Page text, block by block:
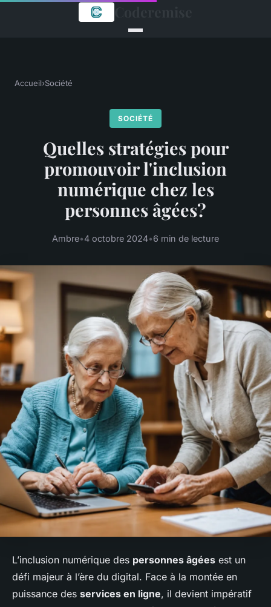
Accueil›Société
SOCIÉTÉ
Quelles stratégies pour
promouvoir l'inclusion
numérique chez les
personnes âgées?
Ambre•4 octobre 2024•6 min de lecture
L’inclusion numérique des personnes âgées est un
défi majeur à l’ère du digital. Face à la montée en
puissance des services en ligne, il devient impératif